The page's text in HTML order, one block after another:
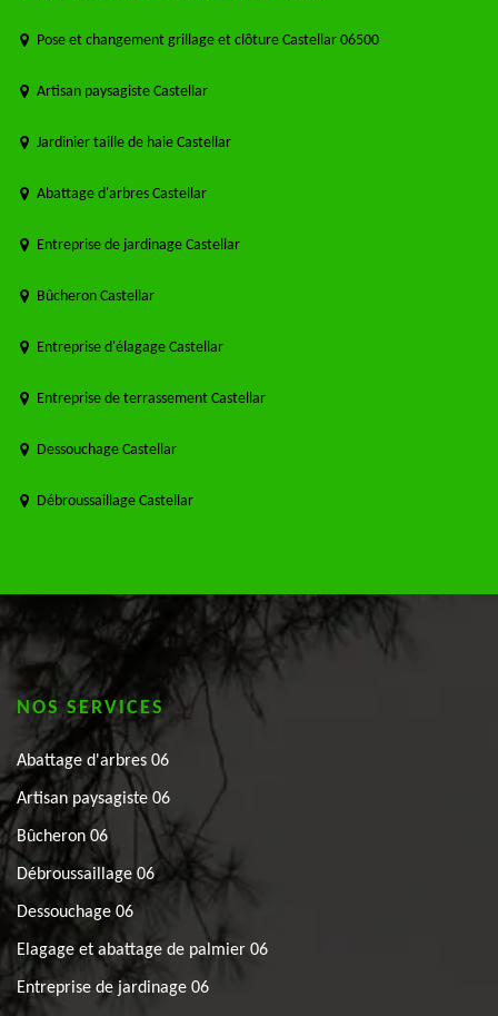
Pose et changement grillage et clôture Castellar 06500
Artisan paysagiste Castellar
Jardinier taille de haie Castellar
Abattage d'arbres Castellar
Entreprise de jardinage Castellar
Bûcheron Castellar
Entreprise d'élagage Castellar
Entreprise de terrassement Castellar
Dessouchage Castellar
Débroussaillage Castellar
NOS SERVICES
Abattage d'arbres 06
Artisan paysagiste 06
Bûcheron 06
Débroussaillage 06
Dessouchage 06
Elagage et abattage de palmier 06
Entreprise de jardinage 06